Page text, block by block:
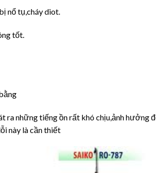
nổ tụ,cháy diot.
tốt.
ra những tiếng ồn rất khó chịu,ảnh hưởng
này là cần thiết